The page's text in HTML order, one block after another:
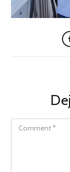
COMMENT